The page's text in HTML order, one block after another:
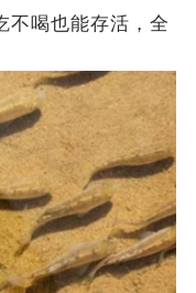
不喝也能存活，全